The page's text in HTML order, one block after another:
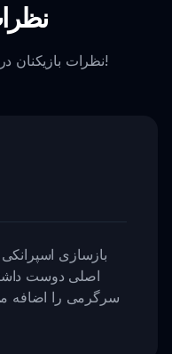
نظرات بازیکنان در سراسر جهان را کشف کنید!
بازسازی
اصلی دوست
سرگرمی را اضافه